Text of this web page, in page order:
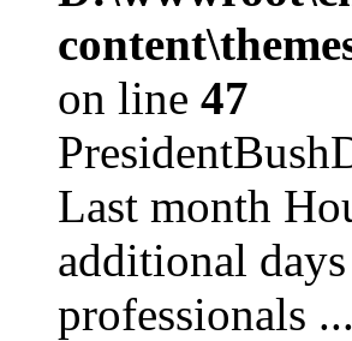
on line 47
Last month
additional
professionals ...